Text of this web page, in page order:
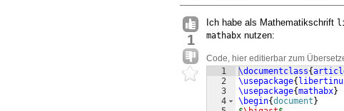
1
Ich habe als Mathematikschrift
mathabx nutzen:
Code, hier editierbar zum
1
2
3
4
\documentclass{
\usepackage{
\usepackage{mathabx}
\begin{document }